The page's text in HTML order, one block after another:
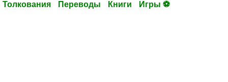
Толкования Переводы Книги Игры ⚽